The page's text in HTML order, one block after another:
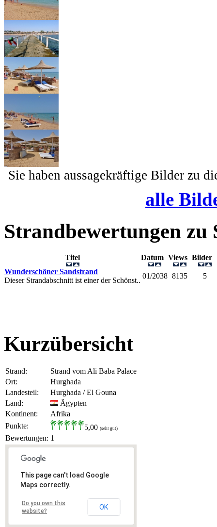
Sie haben aussagekräftige Bilder zu
alle
Strandbewertungen zu
Titel Datum Views
Wunderschöner Sandstrand
Dieser Strandabschnitt ist einer der Schönst..
01/2038 8135 5
Kurzübersicht
Strand:
Strand vom Ali Baba Palace
Ort:
Hurghada
Landesteil:
Hurghada / El Gouna
Land:
Ägypten
Kontinent:
Afrika
Punkte:
5,00 (sehr gut)
Bewertungen: 1
This page can't load Google
Maps correctly.
Do you own this
website?
OK